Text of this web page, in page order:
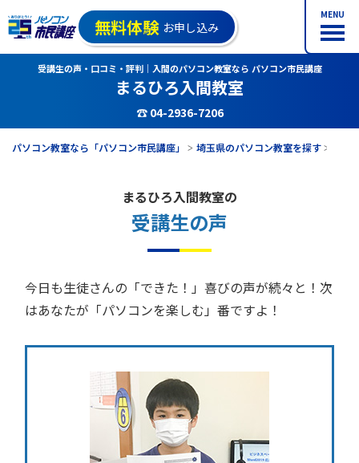
MENU
無料体験 お申し込み
受講生の声・口コミ・評判｜入間のパソコン教室なら パソコン市民講座
まるひろ入間教室
☎ 04-2936-7206
パソコン教室なら「パソコン市民講座」 埼玉県のパソコン教室を探す
まるひろ入間教室の
受講生の声
今日も生徒さんの「できた！」喜びの声が続々と！次
はあなたが「パソコンを楽しむ」番ですよ！